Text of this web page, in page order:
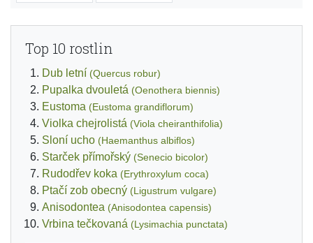
Top 10 rostlin
Dub letní (Quercus robur)
Pupalka dvouletá (Oenothera biennis)
Eustoma (Eustoma grandiflorum)
Violka chejrolistá (Viola cheiranthifolia)
Sloní ucho (Haemanthus albiflos)
Starček přímořský (Senecio bicolor)
Rudodřev koka (Erythroxylum coca)
Ptačí zob obecný (Ligustrum vulgare)
Anisodontea (Anisodontea capensis)
Vrbina tečkovaná (Lysimachia punctata)